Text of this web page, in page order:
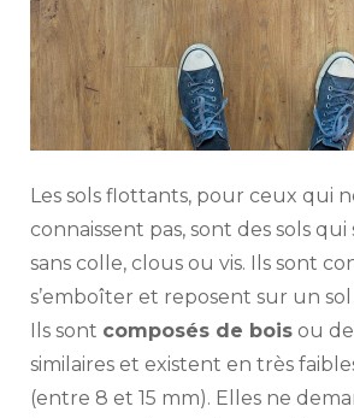
Les sols flottants, pour ceux qui
connaissent pas, sont des sols
sans colle, clous ou vis. Ils sont
s’emboîter et reposent sur un
Ils sont composés de bois ou
similaires et existent en très
(entre 8 et 15 mm). Elles ne